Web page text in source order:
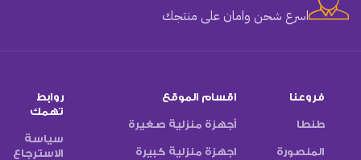
اسرع شحن وامان على منتجك
فروعنا
طنطا
المنصورة
اقسام الموقع
أجهزة منزلية صغيرة
اجهزة منزلية كبيرة
روابط
تهمك
سياسة
الاسترجاع